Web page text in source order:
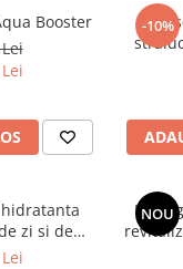
Booster
-10%
HADA
zi si de
LABO
NOU
zi si